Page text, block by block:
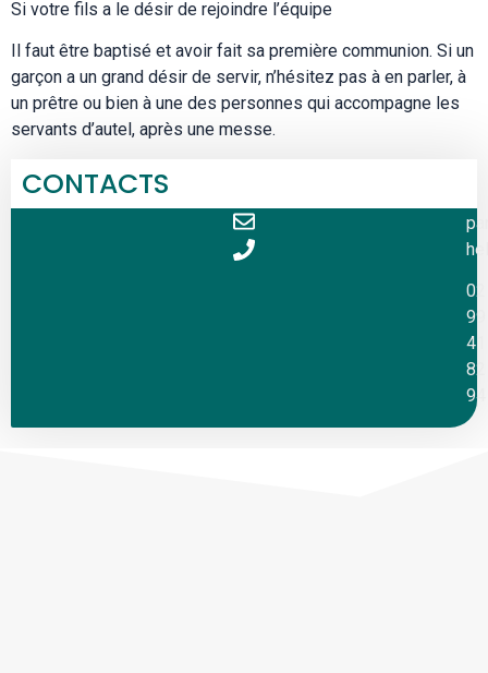
Si votre fils a le désir de rejoindre l’équipe
Il faut être baptisé et avoir fait sa première communion. Si un
garçon a un grand désir de servir, n’hésitez pas à en parler, à
un prêtre ou bien à une des personnes qui accompagne les
servants d’autel, après une messe.
CONTACTS
02
99
41
82
94